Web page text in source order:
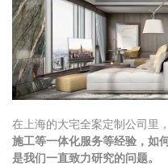
在上海的大宅全案定制公司里，
施工等一体化服务等经验，如
是我们一直致力研究的问题。